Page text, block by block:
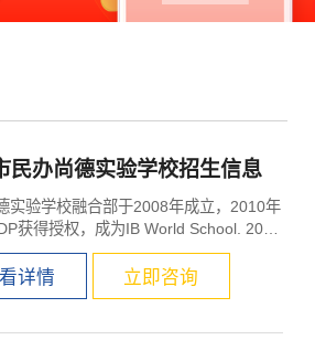
民办尚德实验学校招生信息
验学校融合部于2008年成立，2010年
获得授权，成为IB World School. 2013
中学...
详情 立即咨询